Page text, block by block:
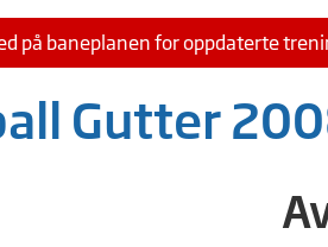
på baneplanen for oppdaterte
Gutter